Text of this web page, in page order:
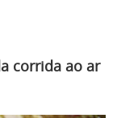
corrida ao ar